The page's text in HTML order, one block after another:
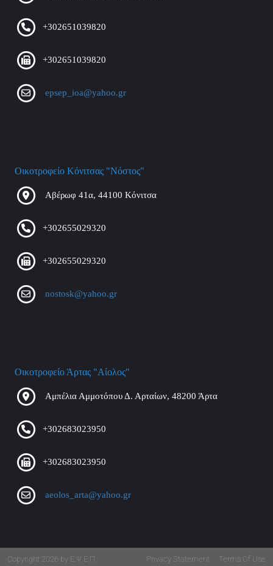
+302651039820
+302651039820
epsep_ioa@yahoo.gr
Οικοτροφείο Κόνιτσας "Νόστος"
Αβέρωφ 41α, 44100 Κόνιτσα
+302655029320
+302655029320
nostosk@yahoo.gr
Οικοτροφείο Άρτας "Αίολος"
Αμπέλια Αμμοτόπου Δ. Αρταίων, 48200 Άρτα
+302683023950
+302683023950
aeolos_arta@yahoo.gr
Terms Of Use
Privacy Statement
Copyright 2026 by Ε.Ψ.Ε.Π.